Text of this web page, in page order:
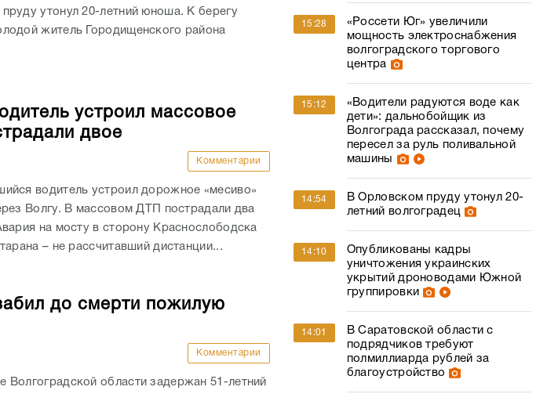
утонул 20-летний юноша. К берегу
житель Городищенского района
устроил массовое
двое
Комментарии
водитель устроил дорожное «месиво»
Волгу. В массовом ДТП пострадали два
на мосту в сторону Краснослободска
– не рассчитавший дистанции...
до смерти пожилую
Комментарии
Волгоградской области задержан 51-летний
15:28
«Россети Юг» увеличили
мощность электроснабжения
волгоградского торгового
центра
15:12
«Водители радуются воде как
дети»: дальнобойщик из
Волгограда рассказал, почему
пересел за руль поливальной
машины
14:54
В Орловском пруду утонул 20-
летний волгоградец
14:10
Опубликованы кадры
уничтожения украинских
укрытий дроноводами Южной
группировки
14:01
В Саратовской области с
подрядчиков требуют
полмиллиарда рублей за
благоустройство